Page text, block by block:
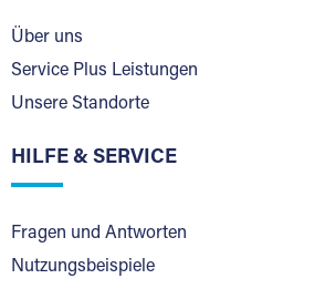
Über uns
Service Plus Leistungen
Unsere Standorte
HILFE & SERVICE
Fragen und Antworten
Nutzungsbeispiele